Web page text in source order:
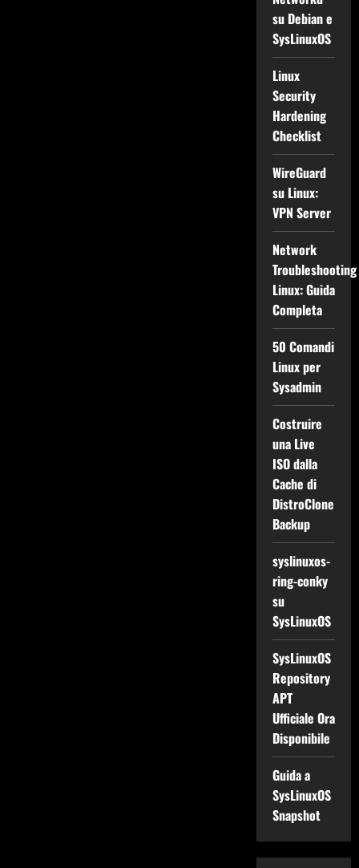
su Debian e
SysLinuxOS
Linux
Security
Hardening
Checklist
WireGuard
su Linux:
VPN Server
Network
Troubleshooting
Linux: Guida
Completa
50 Comandi
Linux per
Sysadmin
Costruire
una Live
ISO dalla
Cache di
DistroClone
Backup
syslinuxos-
ring-conky
su
SysLinuxOS
SysLinuxOS
Repository
APT
Ufficiale Ora
Disponibile
Guida a
SysLinuxOS
Snapshot